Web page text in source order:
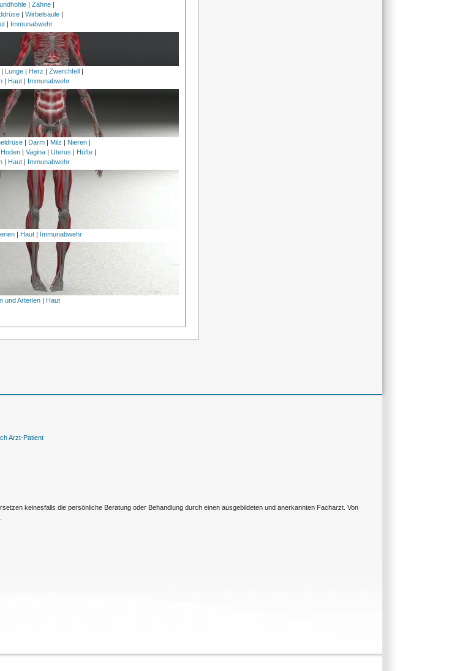
|Zähne
|Wirbelsäule
| Immunabwehr
| Lunge | Herz |Zwerchfell |
| Haut| Immunabwehr
| Darm | Milz | Nieren |
Hoden |Vagina |Uterus | Hüfte |
| Haut| Immunabwehr
| Haut| Immunabwehr
und Arterien Haut
Arzt-Patient
keinesfalls die persönliche Beratung oder Behandlung durch einen ausgebildeten und anerkannten Facharzt. Von